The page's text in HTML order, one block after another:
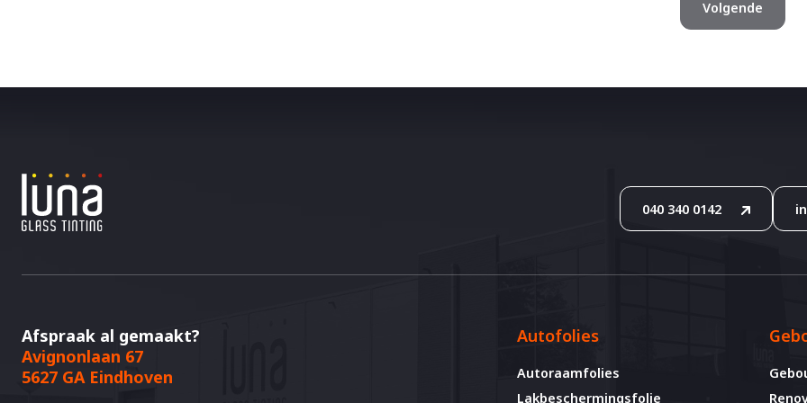
040 340 0142
Afspraak al gemaakt?
Avignonlaan 67
5627 GA Eindhoven
Autofolies
Autoraamfolies
Lakbeschermingsfolie